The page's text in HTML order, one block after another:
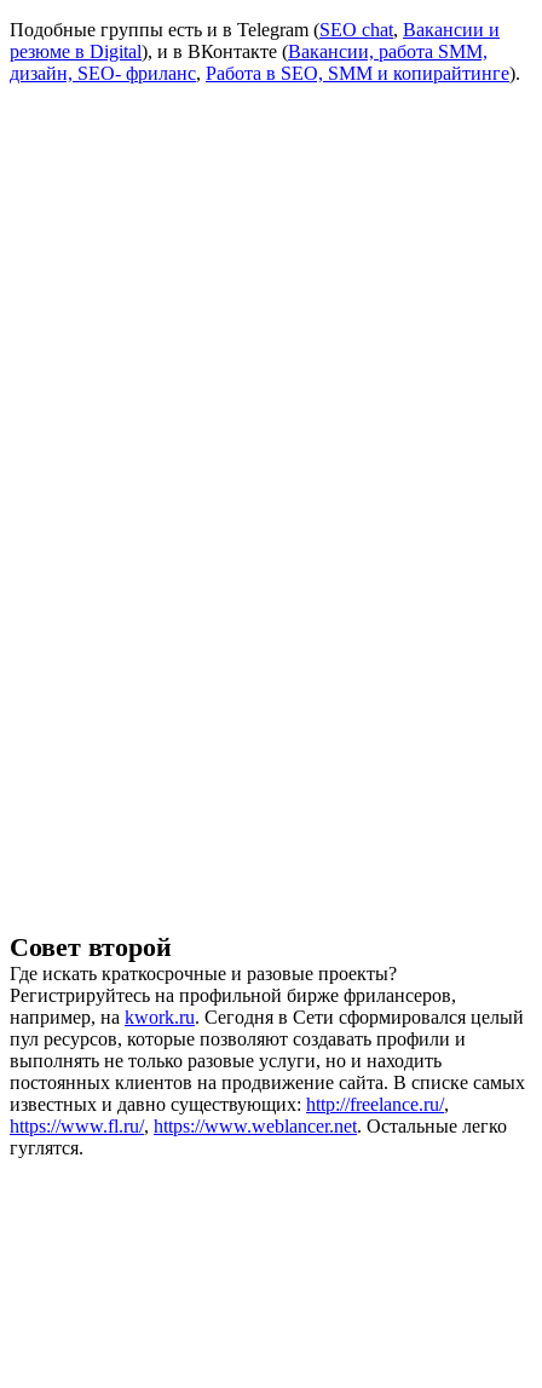
Подобные группы есть и в Telegram (SEO chat, Вакансии и
резюме в Digital), и в ВКонтакте (Вакансии, работа SMM,
дизайн, SEO- фриланс, Работа в SEO, SMM и копирайтинге).
Совет второй
Где искать краткосрочные и разовые проекты?
Регистрируйтесь на профильной бирже фрилансеров,
например, на kwork.ru. Сегодня в Сети сформировался целый
пул ресурсов, которые позволяют создавать профили и
выполнять не только разовые услуги, но и находить
постоянных клиентов на продвижение сайта. В списке самых
известных и давно существующих: http://freelance.ru/,
https://www.fl.ru/, https://www.weblancer.net. Остальные легко
гуглятся.